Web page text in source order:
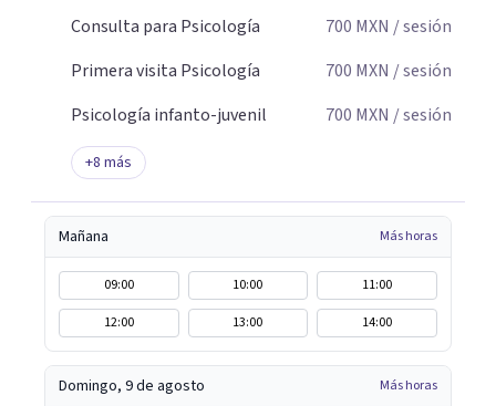
Consulta para Psicología
700 MXN / sesión
Primera visita Psicología
700 MXN / sesión
Psicología infanto-juvenil
700 MXN / sesión
+8 más
Mañana Más horas
09:00 10:00
11:00
12:00
13:00 14:00
Domingo, 9 de agosto Más horas